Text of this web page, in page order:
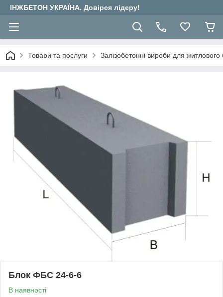
ІНЖБЕТОН УКРАЇНА. Довірся лідеру!
Товари та послуги Залізобетонні вироби для житлового
Блок ФБС 24-6-6
В наявності